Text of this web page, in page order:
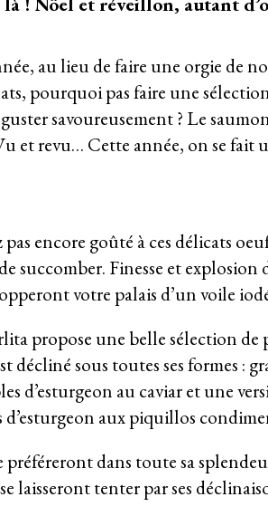
au lieu de faire une orgie de
pourquoi pas faire une
savoureusement ? Le
et revu… Cette année, on se fait
pas encore goûté à ces délicats
succomber. Finesse et explosion
votre palais d’un voile
propose une belle sélection
décliné sous toutes ses formes :
d’esturgeon au caviar et une
d’esturgeon aux piquillos
préféreront dans toute sa
laisseront tenter par ses